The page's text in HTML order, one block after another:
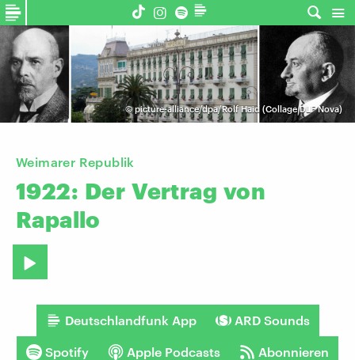
©picture-alliance/dpa/Rolf Haid (Collage DLF Nova)
Weimarer Republik
1922: Der Vertrag von
Rapallo
Deutschlandfunk App ARD Sounds
Spotify Apple Podcasts Abonnieren